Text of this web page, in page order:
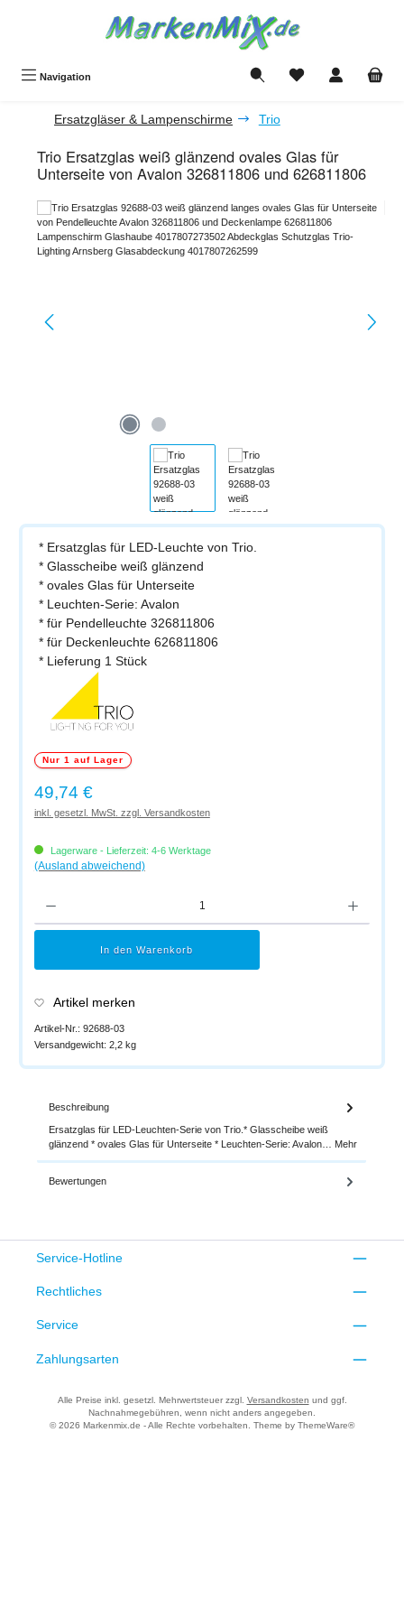
Navigation Du hast 0 Produkte
Ersatzgläser & Lampenschirme Trio
Trio Ersatzglas weiß glänzend ovales Glas für
Unterseite von Avalon 326811806 und 626811806
Bildergalerie überspringen
* Ersatzglas für LED-Leuchte von Trio.
* Glasscheibe weiß glänzend
* ovales Glas für Unterseite
* Leuchten-Serie: Avalon
* für Pendelleuchte 326811806
* für Deckenleuchte 626811806
* Lieferung 1 Stück
Nur 1 auf Lager
Regulärer Preis:
49,74 €
inkl. gesetzl. MwSt. zzgl. Versandkosten
Lagerware - Lieferzeit: 4-6 Werktage
(Ausland abweichend)
In den Warenkorb
Artikel merken
Artikel-Nr.: 92688-03
Versandgewicht: 2,2 kg
Beschreibung
Ersatzglas für LED-Leuchten-Serie von Trio.* Glasscheibe weiß
glänzend * ovales Glas für Unterseite * Leuchten-Serie: Avalon… Mehr
Bewertungen
Service-Hotline
Rechtliches
Service
Zahlungsarten
Alle Preise inkl. gesetzl. Mehrwertsteuer zzgl. Versandkosten und ggf.
Nachnahmegebühren, wenn nicht anders angegeben.
© 2026 Markenmix.de - Alle Rechte vorbehalten. Theme by ThemeWare®